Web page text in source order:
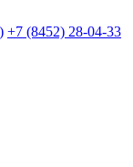
+7 (8452) 28-04-33